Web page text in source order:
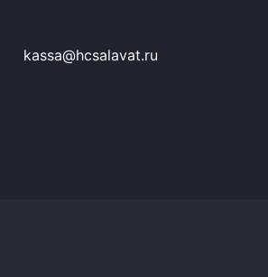
kassa@hcsalavat.ru